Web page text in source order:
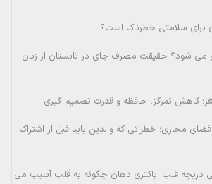
برای سلامتی خطرناک است؟
می شود؟ حقیقت مصرف چای در تابستان از زبان
کاهش تمرکز، حافظه و قدرت تصمیم گیری
مجازی؛ خطراتی که والدین باید قبل از اشتراک
دریچه قلب؛ باکتری دهان چگونه به قلب آسیب می